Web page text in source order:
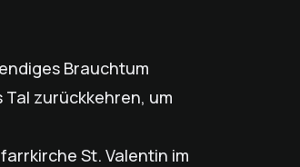
Brauchtum
Tal zurückkehren, um
St. Valentin im